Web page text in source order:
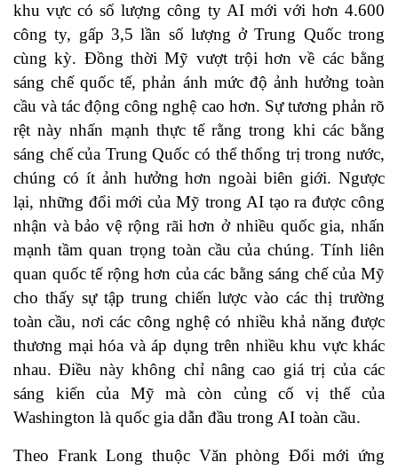
khu vực có số lượng công ty AI mới với hơn 4.600
công ty, gấp 3,5 lần số lượng ở Trung Quốc trong
cùng kỳ. Đồng thời Mỹ vượt trội hơn về các bằng
sáng chế quốc tế, phản ánh mức độ ảnh hưởng toàn
cầu và tác động công nghệ cao hơn. Sự tương phản rõ
rệt này nhấn mạnh thực tế rằng trong khi các bằng
sáng chế của Trung Quốc có thể thống trị trong nước,
chúng có ít ảnh hưởng hơn ngoài biên giới. Ngược
lại, những đổi mới của Mỹ trong AI tạo ra được công
nhận và bảo vệ rộng rãi hơn ở nhiều quốc gia, nhấn
mạnh tầm quan trọng toàn cầu của chúng. Tính liên
quan quốc tế rộng hơn của các bằng sáng chế của Mỹ
cho thấy sự tập trung chiến lược vào các thị trường
toàn cầu, nơi các công nghệ có nhiều khả năng được
thương mại hóa và áp dụng trên nhiều khu vực khác
nhau. Điều này không chỉ nâng cao giá trị của các
sáng kiến của Mỹ mà còn củng cố vị thế của
Washington là quốc gia dẫn đầu trong AI toàn cầu.
Theo Frank Long thuộc Văn phòng Đổi mới ứng